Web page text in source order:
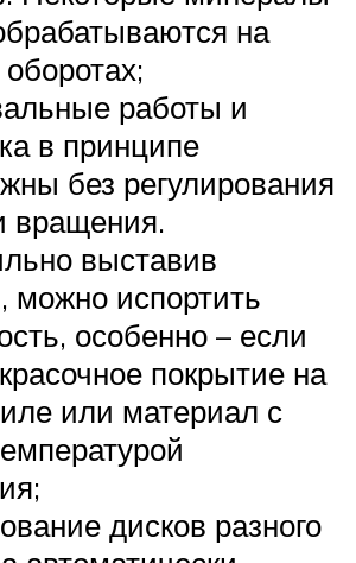
на
работы и
в принципе
без регулирования
вращения.
выставив
можно испортить
особенно – если
покрытие на
или материал с
дисков разного